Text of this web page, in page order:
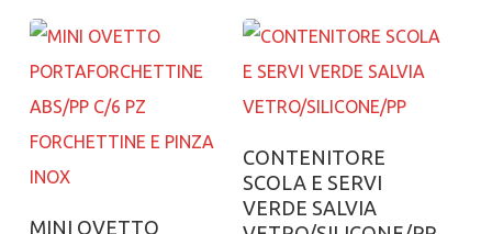
Aggiungi al carrello
MINI OVETTO
Aggiungi al carrello
CONTENITORE
SCOLA E SERVI
VERDE SALVIA